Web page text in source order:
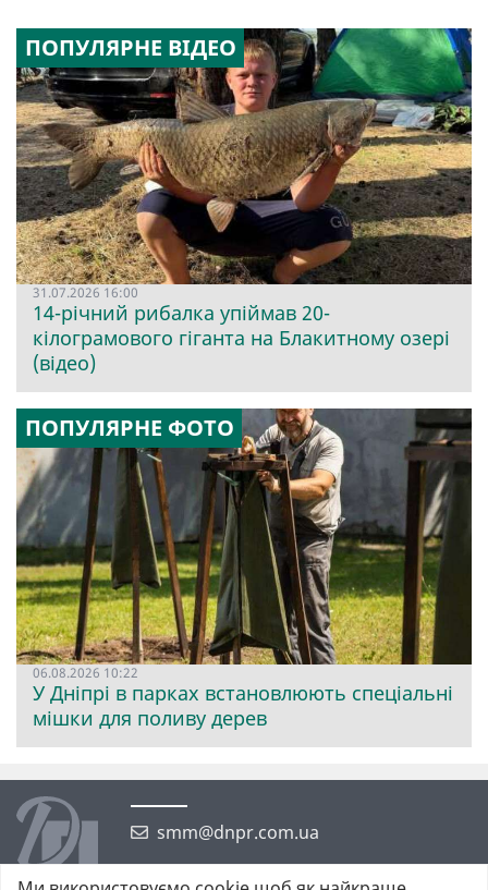
ПОПУЛЯРНЕ ВІДЕО
31.07.2026 16:00
14-річний рибалка упіймав 20-
кілограмового гіганта на Блакитному озері
(відео)
ПОПУЛЯРНЕ ФОТО
06.08.2026 10:22
У Дніпрі в парках встановлюють спеціальні
мішки для поливу дерев
smm@dnpr.com.ua